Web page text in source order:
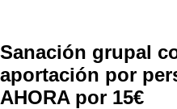
Sanación grupal
aportación por
AHORA por 15€